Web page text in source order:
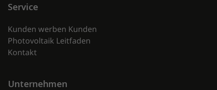
Service
Kunden werben Kunden
Photovoltaik Leitfaden
Kontakt
Unternehmen